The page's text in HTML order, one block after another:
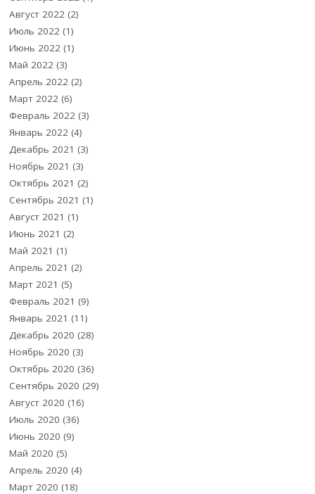
Август 2022 (2)
Июль 2022 (1)
Июнь 2022 (1)
Май 2022 (3)
Апрель 2022 (2)
Март 2022 (6)
Февраль 2022 (3)
Январь 2022 (4)
Декабрь 2021 (3)
Ноябрь 2021 (3)
Октябрь 2021 (2)
Сентябрь 2021 (1)
Август 2021 (1)
Июнь 2021 (2)
Май 2021 (1)
Апрель 2021 (2)
Март 2021 (5)
Февраль 2021 (9)
Январь 2021 (11)
Декабрь 2020 (28)
Ноябрь 2020 (3)
Октябрь 2020 (36)
Сентябрь 2020 (29)
Август 2020 (16)
Июль 2020 (36)
Июнь 2020 (9)
Май 2020 (5)
Апрель 2020 (4)
Март 2020 (18)